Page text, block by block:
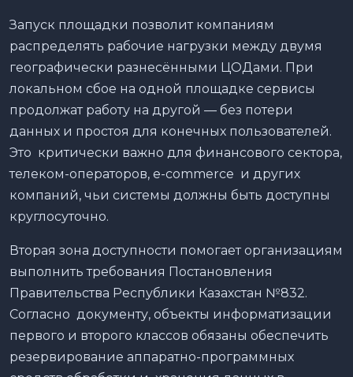
Запуск площадки позволит компаниям
распределять рабочие нагрузки между двумя
географически разнесёнными ЦОДами. При
локальном сбое на одной площадке сервисы
продолжат работу на другой — без потери
данных и простоя для конечных пользователей.
Это критически важно для финансового сектора,
телеком-операторов, e-commerce и других
компаний, чьи системы должны быть доступны
круглосуточно.
Вторая зона доступности помогает организациям
выполнить требования Постановления
Правительства Республики Казахстан №832.
Согласно документу, объекты информатизации
первого и второго классов обязаны обеспечить
резервирование аппаратно-программных